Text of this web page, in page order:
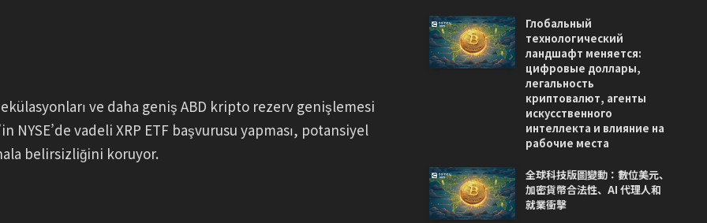
ve daha geniş ABD kripto rezerv genişlemesi
vadeli XRP ETF başvurusu yapması, potansiyel
belirsizliğini koruyor.
Глобальный
технологический
ландшафт меняется:
цифровые доллары,
легальность
криптовалют, агенты
искусственного
интеллекта и влияние на
рабочие места
全球科技版圖變動：數位美元、
加密貨幣合法性、AI 代理人和
就業衝擊